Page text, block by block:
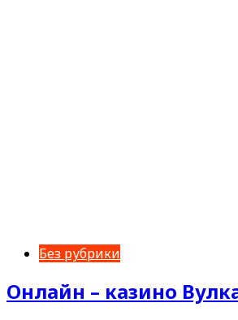
Без рубрики
Онлайн – казино